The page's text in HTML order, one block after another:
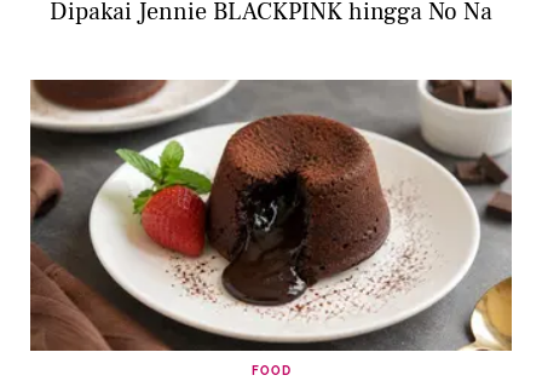
Dipakai Jennie BLACKPINK hingga No Na
FOOD